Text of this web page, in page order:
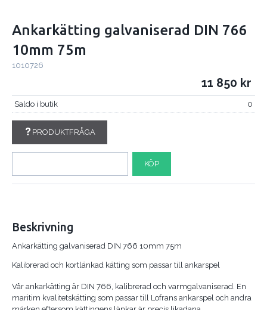
Ankarkätting galvaniserad DIN 766
10mm 75m
1010726
11 850
Saldo i butik 0
PRODUKTFRÅGA
KÖP
Beskrivning
Ankarkätting galvaniserad DIN 766 10mm 75m
Kalibrerad och kortlänkad kätting som passar till ankarspel
Vår ankarkätting är DIN 766, kalibrerad och varmgalvaniserad. En
maritim kvalitetskätting som passar till Lofrans ankarspel och andra